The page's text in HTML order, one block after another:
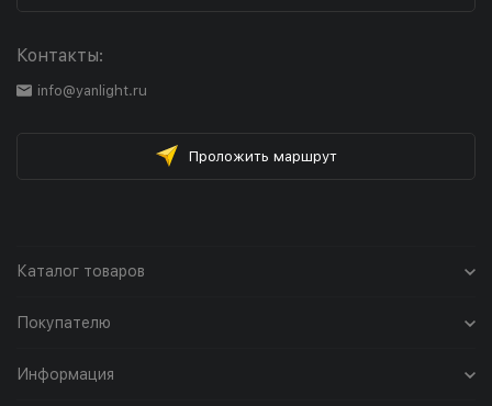
Контакты:
info@yanlight.ru
Проложить маршрут
Каталог товаров
Покупателю
Информация